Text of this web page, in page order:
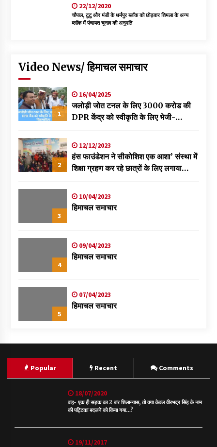
22/12/2020
चौपाल, टूटू और मंडी के धर्मपुर ब्लॉक को छोड़कर शिमला के अन्य
ब्लॉक में पंचायत चुनाव की अनुमति
Video News/ हिमाचल समाचार
1
16/04/2025
जलोड़ी जोत टनल के लिए 3000 करोड की
DPR केंद्र को स्वीकृति के लिए भेजी-
2
12/12/2023
हंस फाउंडेशन ने सीकोशिश एक आशा’ संस्था में
शिक्षा ग्रहण कर रहे छात्रों के लिए लगाया
3
10/04/2023
हिमाचल समाचार
4
09/04/2023
हिमाचल समाचार
5
07/04/2023
हिमाचल समाचार
Popular Recent Comments
18/07/2020
वाह- एक ही सड़क का 2 बार शिलान्यास, तो क्या केवल वीरभद्र सिंह के नाम
की पट्टिका बदलने को किया गया…?
19/11/2017